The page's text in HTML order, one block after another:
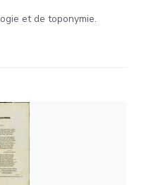
et de toponymie.